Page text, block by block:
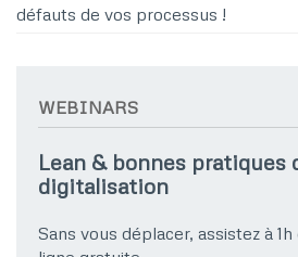
défauts de vos processus !
WEBINARS
Lean & bonnes pratiques
digitalisation
Sans vous déplacer, assistez à